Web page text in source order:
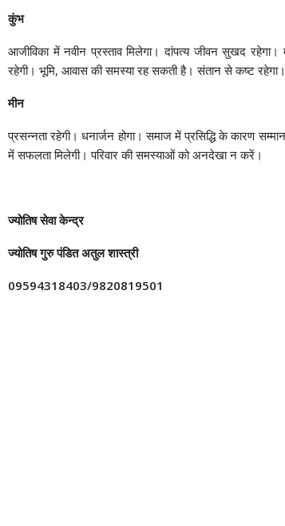
कुंभ
आजीविका में नवीन प्रस्ताव मिलेगा। दांपत्य जीवन सुखद
रहेगी। भूमि, आवास की समस्या रह सकती है। संतान से कष्ट रहेगा।
मीन
प्रसन्नता रहेगी। धनार्जन होगा। समाज में प्रसिद्धि के कारण
में सफलता मिलेगी। परिवार की समस्याओं को अनदेखा न करें।
ज्योतिष सेवा केन्द्र
ज्योतिष गुरु पंडित अतुल शास्त्री
09594318403/9820819501